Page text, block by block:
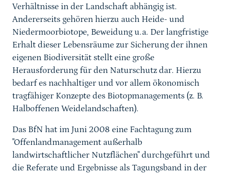
Verhältnisse in der Landschaft abhängig ist.
Andererseits gehören hierzu auch Heide- und
Niedermoorbiotope, Beweidung u.a. Der langfristige
Erhalt dieser Lebensräume zur Sicherung der ihnen
eigenen Biodiversität stellt eine große
Herausforderung für den Naturschutz dar. Hierzu
bedarf es nachhaltiger und vor allem ökonomisch
tragfähiger Konzepte des Biotopmanagements (z. B.
Halboffenen Weidelandschaften).
Das BfN hat im Juni 2008 eine Fachtagung zum
"Offenlandmanagement außerhalb
landwirtschaftlicher Nutzflächen" durchgeführt und
die Referate und Ergebnisse als Tagungsband in der